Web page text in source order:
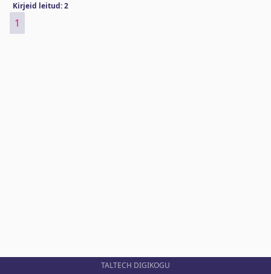
Kirjeid leitud: 2
1
TALTECH DIGIKOGU